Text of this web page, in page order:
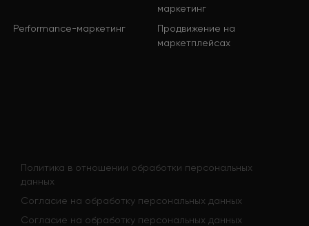
маркетинг
Performance-маркетинг
Продвижение на
маркетплейсах
Политика в отношении обработки персональных
данных
Согласие на обработку персональных данных
Согласие на обработку персональных данных